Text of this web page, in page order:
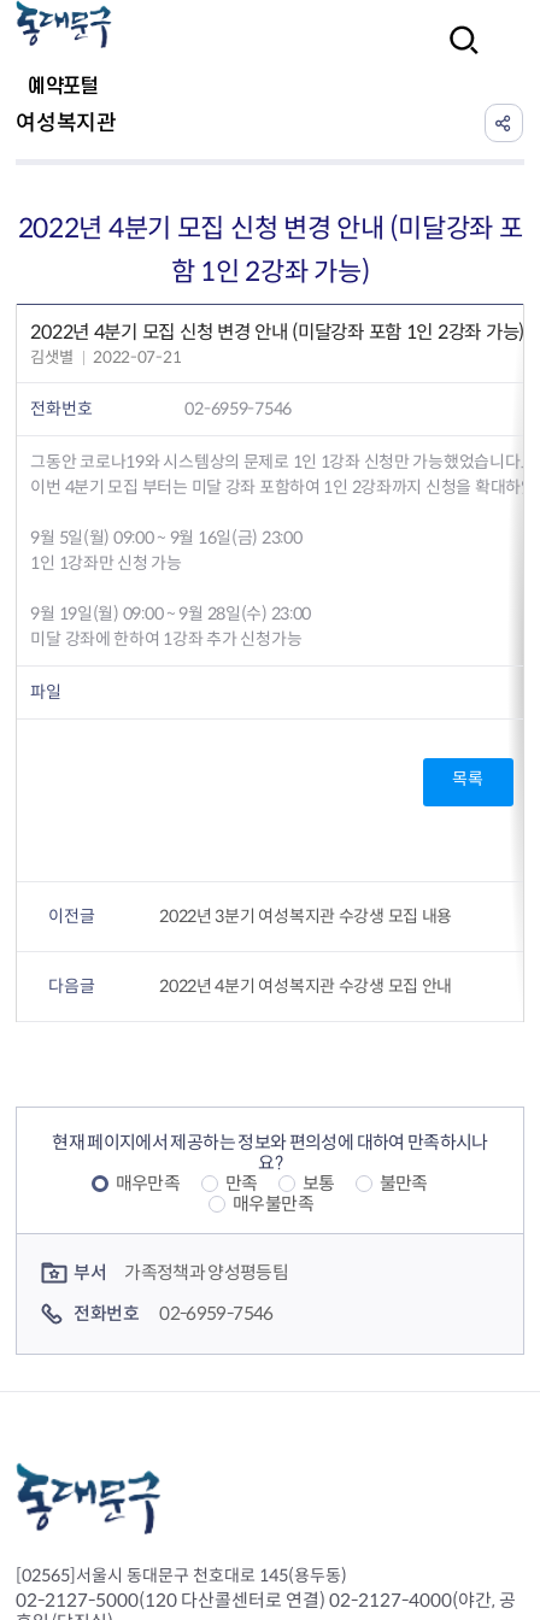
예약포털
여성복지관
2022년 4분기 모집 신청 변경 안내 (미달강좌 포
함 1인 2강좌 가능)
2022년 4분기 모집 신청 변경 안내 (미달강좌 포함 1인 2강좌 가능)
김샛별 2022-07-21
전화번호 02-6959-7546
그동안 코로나19와 시스템상의 문제로 1인 1강좌 신청만 가능했었습니다.
이번 4분기 모집 부터는 미달 강좌 포함하여 1인 2강좌까지 신청을 확대하
9월 5일(월) 09:00 ~ 9월 16일(금) 23:00
1인 1강좌만 신청 가능
9월 19일(월) 09:00 ~ 9월 28일(수) 23:00
미달 강좌에 한하여 1강좌 추가 신청가능
파일
목록
이전글 2022년 3분기 여성복지관 수강생 모집 내용
다음글 2022년 4분기 여성복지관 수강생 모집 안내
현재 페이지에서 제공하는 정보와 편의성에 대하여 만족하시나
요?
매우만족
만족 보통
불만족
매우불만족
부서
가족정책과 양성평등팀
전화번호
02-6959-7546
[02565]서울시 동대문구 천호대로 145(용두동)
02-2127-5000(120 다산콜센터로 연결) 02-2127-4000(야간, 공